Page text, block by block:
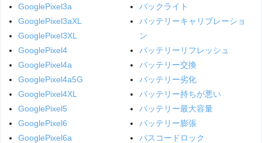
GooglePixel3a
GooglePixel3aXL
GooglePixel3XL
GooglePixel4
GooglePixel4a
GooglePixel4a5G
GooglePixel4XL
GooglePixel5
GooglePixel6
GooglePixel6a
バックライト
バッテリーキャリブレーショ
ン
バッテリーリフレッシュ
バッテリー交換
バッテリー劣化
バッテリー持ちが悪い
バッテリー最大容量
バッテリー膨張
パスコードロック